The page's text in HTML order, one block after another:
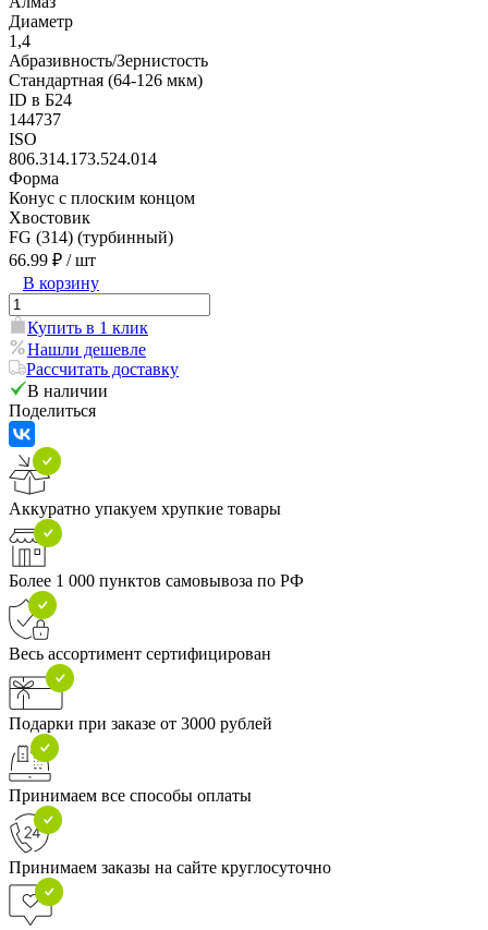
Диаметр
1,4
Абразивность/Зернистость
Стандартная (64-126 мкм)
ID в Б24
144737
ISO
806.314.173.524.014
Форма
Конус с плоским концом
Хвостовик
FG (314) (турбинный)
66.99 ₽ / шт
В корзину
Купить в 1 клик
Нашли дешевле
Рассчитать доставку
В наличии
Поделиться
Аккуратно упакуем хрупкие товары
Более 1 000 пунктов самовывоза по РФ
Весь ассортимент сертифицирован
Подарки при заказе от 3000 рублей
Принимаем все способы оплаты
Принимаем заказы на сайте круглосуточно